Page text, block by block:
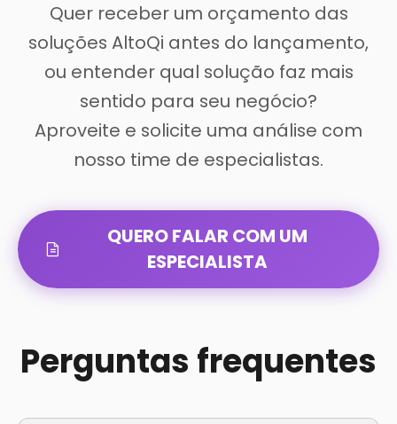
Quer receber um orçamento das
soluções AltoQi antes do lançamento,
ou entender qual solução faz mais
sentido para seu negócio?
Aproveite e solicite uma análise com
nosso time de especialistas.
QUERO FALAR COM UM
ESPECIALISTA
Perguntas frequentes